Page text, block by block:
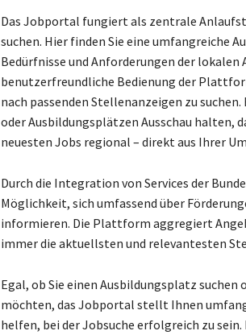
Das Jobportal fungiert als zentrale
suchen. Hier finden Sie eine umfangreiche
Bedürfnisse und Anforderungen der
benutzerfreundliche Bedienung der
nach passenden Stellenanzeigen zu
oder Ausbildungsplätzen Ausschau halten,
neuesten Jobs regional – direkt aus Ihrer
Durch die Integration von Services der
Möglichkeit, sich umfassend über
informieren. Die Plattform aggregiert
immer die aktuellsten und relevantesten
Egal, ob Sie einen Ausbildungsplatz
möchten, das Jobportal stellt Ihnen
helfen, bei der Jobsuche erfolgreich zu